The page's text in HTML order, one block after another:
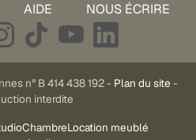
AIDE NOUS ÉCRIRE
n° B 414 438 192 - Plan du site -
interdite
ChambreLocation meublé